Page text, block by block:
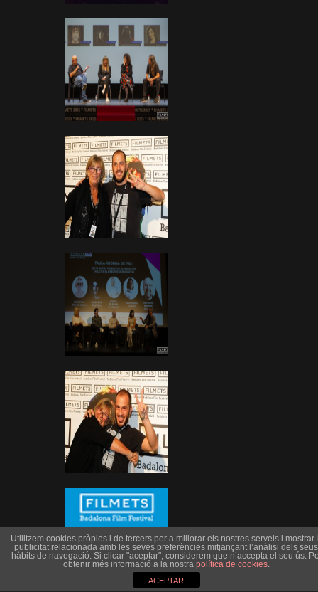
Utilitzem cookies pròpies i de tercers per a millorar els nostres serveis i
publicitat relacionada amb les seves preferències mitjançant l’anàlisi dels seus
hàbits de navegació. Si clicar "aceptar", considerem que n’accepta el seu ús.
obtenir més informació a la nostra política de cookies.
ACEPTAR